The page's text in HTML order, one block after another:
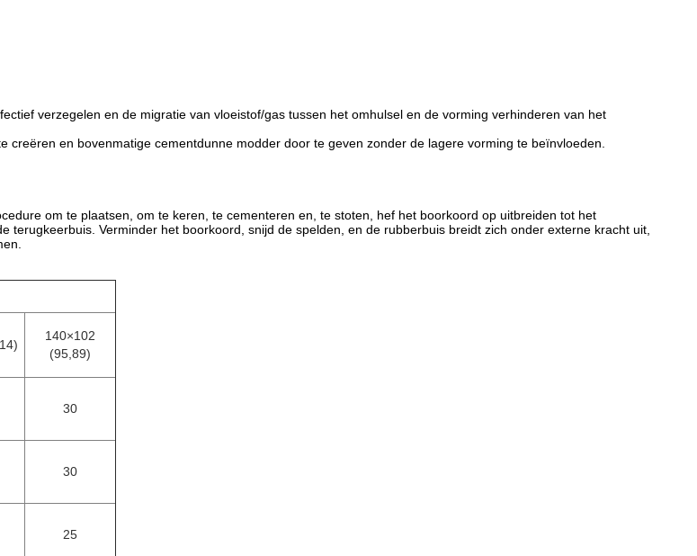
verzegelen en de migratie van vloeistof/gas tussen het omhulsel en de vorming verhinderen van het
en bovenmatige cementdunne modder door te geven zonder de lagere vorming te beïnvloeden.
om te plaatsen, om te keren, te cementeren en, te stoten, hef het boorkoord op uitbreiden tot het
Verminder het boorkoord, snijd de spelden, en de rubberbuis breidt zich onder externe kracht uit,
140×102
(95,89)
30
30
25